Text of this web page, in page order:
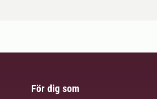
För dig som